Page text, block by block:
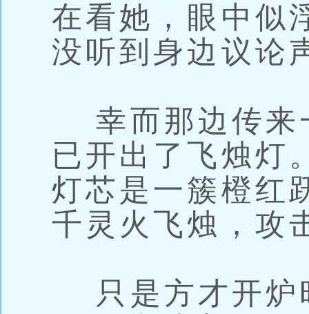
在看她，眼中似
没听到身边议论
幸而那边传来
已开出了飞烛灯
灯芯是一簇橙红
千灵火飞烛，攻
只是方才开炉